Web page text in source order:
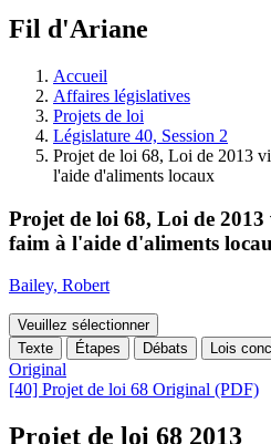
à
législative.
Fil d'Ariane
Accueil
Affaires législatives
Projets de loi
Législature 40, Session 2
Projet de loi 68, Loi de 2013
l'aide d'aliments locaux
Projet de loi 68, Loi de
faim à l'aide d'aliments
Bailey, Robert
Veuillez sélectionner
Texte
Étapes Débats Lois
Original
[40] Projet de loi 68 Original (PDF)
Projet de loi 68 2013